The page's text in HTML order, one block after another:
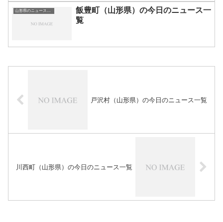
山形県のニュース一覧
飯豊町（山形県）の今日のニュース一
覧
戸沢村（山形県）の今日のニュース一覧
川西町（山形県）の今日のニュース一覧